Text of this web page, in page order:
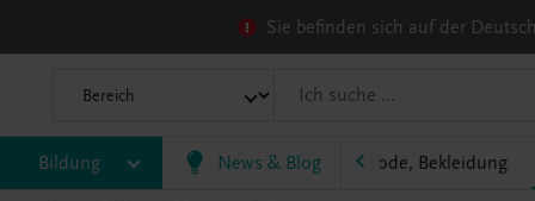
Sie befinden sich auf der
Bildung News & Blog
Küche Konditorei, Bäckerei Mode, Bekleidung